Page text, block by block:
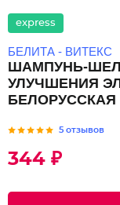
express
БЕЛИТА - ВИТЕКС
ШАМПУНЬ-
УЛУЧШЕНИЯ
5 отзывов
344 ₽